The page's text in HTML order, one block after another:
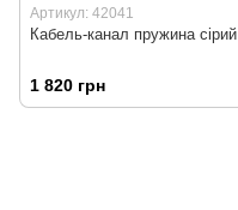
Артикул: 42041
Кабель-канал пружина сірий
1 820 грн